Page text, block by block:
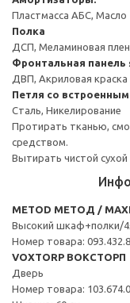
Пластмасса АБС, Масло
Полка
ДСП, Меламиновая
Фронтальная панель
ДВП, Акриловая краска
Петля со
Сталь, Никелирование
Протирать тканью,
средством.
Вытирать чистой сухой
METOD МЕТОД /
Высокий шкаф+полки/
Номер товара:
VOXTORP ВОКСТОРП
Дверь
Номер товара: